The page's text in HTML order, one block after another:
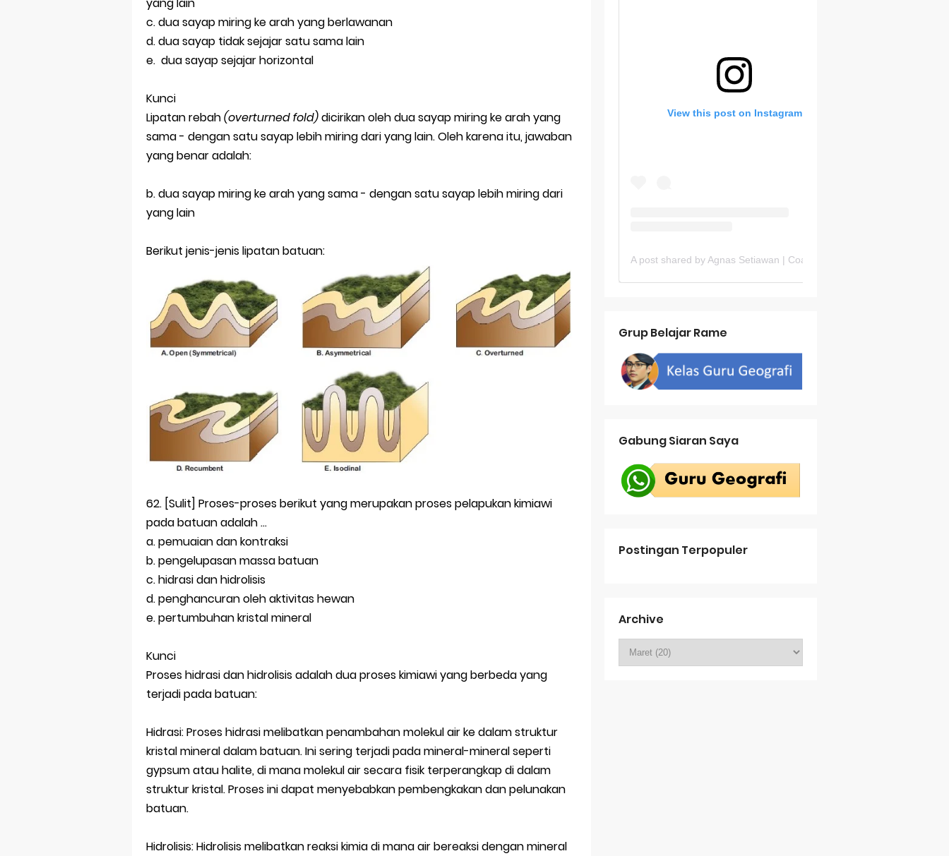
Latihan Soal TKA Geografi 2025 Topik Analisa Informasi Geospasial
STOP Belajar Geografi Pakai Cara Lama! 😤 TKA 2025 Beda Level. Kuasai 150 Bank Soal HOTS Sekarang!
3 Jurus Sakti Menaklukkan Soal TKA Geografi [Wajib Baca]
Menjadi Pengajar Jaman Sekarang Makin Berat
c. dua sayap miring ke arah yang berlawanan
d. dua sayap tidak sejajar satu sama lain
e. dua sayap sejajar horizontal
Kunci
Lipatan rebah(overturned fold)dicirikan oleh dua sayap miring ke arah yang
sama - dengan satu sayap lebih miring dari yang lain. Oleh karena itu, jawaban
yang benar adalah:
b. dua sayap miring ke arah yang sama - dengan satu sayap lebih miring dari
yang lain
Berikut jenis-jenis lipatan batuan:
62. [Sulit] Proses-proses berikut yang merupakan proses pelapukan kimiawi
pada batuan adalah ...
a. pemuaian dan kontraksi
b. pengelupasan massa batuan
c. hidrasi dan hidrolisis
d. penghancuran oleh aktivitas hewan
e. pertumbuhan kristal mineral
Kunci
Proses hidrasi dan hidrolisis adalah dua proses kimiawi yang berbeda yang
terjadi pada batuan:
Hidrasi: Proses hidrasi melibatkan penambahan molekul air ke dalam struktur
kristal mineral dalam batuan. Ini sering terjadi pada mineral-mineral seperti
gypsum atau halite, di mana molekul air secara fisik terperangkap di dalam
struktur kristal. Proses ini dapat menyebabkan pembengkakan dan pelunakan
batuan.
Hidrolisis: Hidrolisis melibatkan reaksi kimia di mana air bereaksi dengan mineral
View this post on Instagram
Grup Belajar Rame
Gabung Siaran Saya
Postingan Terpopuler
Archive